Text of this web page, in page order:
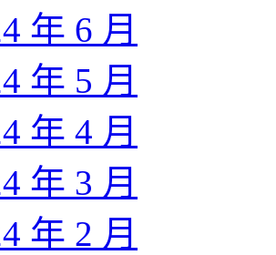
年 6 月
年 5 月
年 4 月
年 3 月
年 2 月